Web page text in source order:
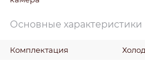
Основные характеристики
Комплектация